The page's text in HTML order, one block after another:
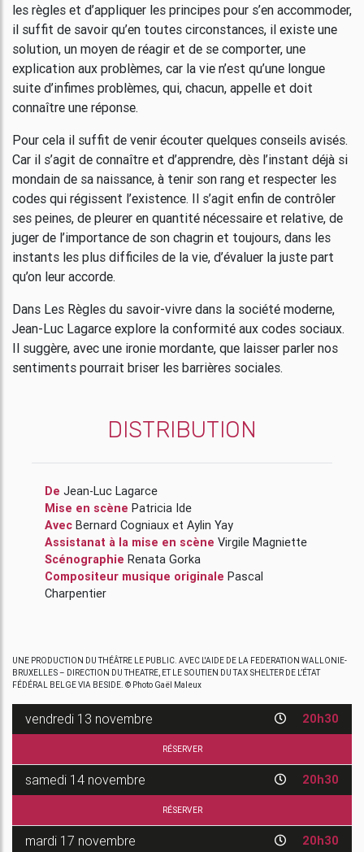
les règles et d’appliquer les principes pour s’en accommoder,
il suffit de savoir qu’en toutes circonstances, il existe une
solution, un moyen de réagir et de se comporter, une
explication aux problèmes, car la vie n’est qu’une longue
suite d’infimes problèmes, qui, chacun, appelle et doit
connaître une réponse.
Pour cela il suffit de venir écouter quelques conseils avisés.
Car il s’agit de connaître et d’apprendre, dès l’instant déjà si
mondain de sa naissance, à tenir son rang et respecter les
codes qui régissent l’existence. Il s’agit enfin de contrôler
ses peines, de pleurer en quantité nécessaire et relative, de
juger de l’importance de son chagrin et toujours, dans les
instants les plus difficiles de la vie, d’évaluer la juste part
qu’on leur accorde.
Dans Les Règles du savoir-vivre dans la société moderne,
Jean-Luc Lagarce explore la conformité aux codes sociaux.
Il suggère, avec une ironie mordante, que laisser parler nos
sentiments pourrait briser les barrières sociales.
DISTRIBUTION
De Jean-Luc Lagarce
Mise en scène
Patricia Ide
Avec
Bernard Cogniaux et
Aylin Yay
Assistanat à la mise en scène
Virgile Magniette
Scénographie Renata Gorka
Compositeur musique originale Pascal
Charpentier
UNE PRODUCTION DU THÉÂTRE LE PUBLIC. AVEC L'AIDE DE LA FEDERATION WALLONIE-
BRUXELLES – DIRECTION DU THEATRE, ET LE SOUTIEN DU TAX SHELTER DE L’ÉTAT
FÉDÉRAL BELGE VIA BESIDE. © Photo Gaël Maleux
vendredi 13 novembre 20h30
RÉSERVER
samedi 14 novembre 20h30
RÉSERVER
mardi 17 novembre 20h30